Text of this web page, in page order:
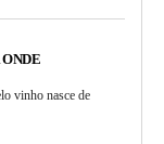
vinho nasce de